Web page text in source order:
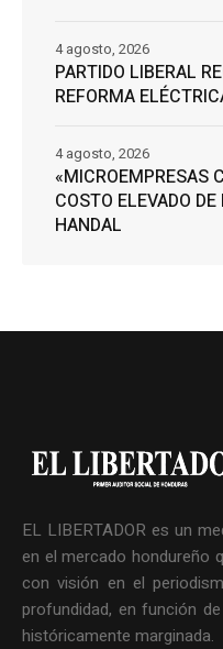
PARTIDO LIBERAL
REFORMA
4 agosto, 2026
«MICROEMPRESAS
COSTO ELEVADO
HANDAL
4 agosto, 2026
EL LIBERTADOR es un
en el mercado hondureño
con visión en el
profundidad, en función
históricamente marginada.